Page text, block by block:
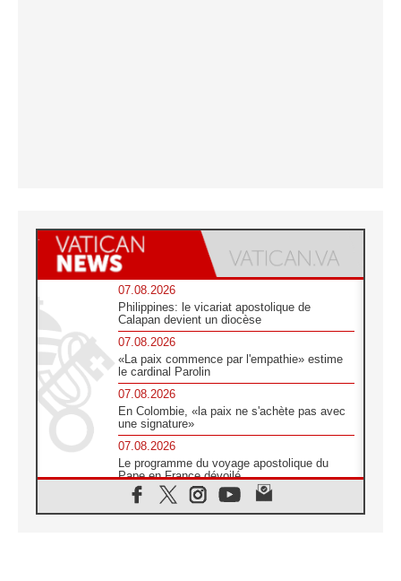
07.08.2026
Philippines: le vicariat apostolique de
Calapan devient un diocèse
07.08.2026
«La paix commence par l'empathie» estime
le cardinal Parolin
07.08.2026
En Colombie, «la paix ne s'achète pas avec
une signature»
07.08.2026
Le programme du voyage apostolique du
Pape en France dévoilé
07.08.2026
1ère Conférence continentale sur l'éducation